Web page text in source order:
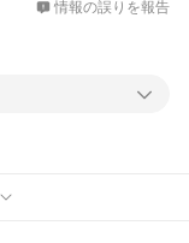
情報の誤りを報告